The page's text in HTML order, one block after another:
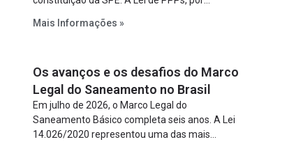
constitua uma SPE para implantar e gerir o
Lei de Concessões, a figura é facultativa e
sujeita a uma escolha racional de projeto a
projeto.
Mais Informações »
Os avanços e os desafios do Marco
Legal do Saneamento no Brasil
Em julho de 2026, o Marco Legal do
Saneamento Básico completa seis anos. A Lei
14.026/2020 representou uma das mais